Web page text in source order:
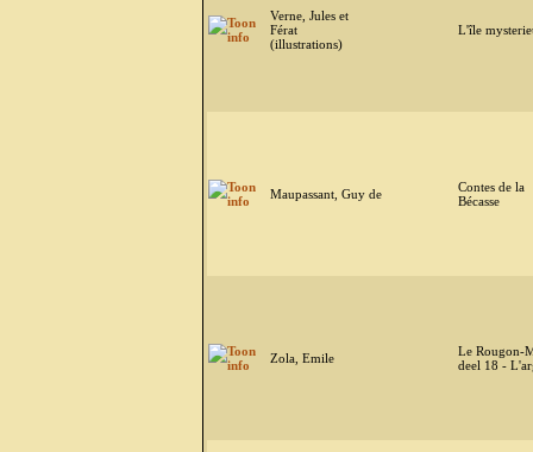
Verne, Jules et
Férat
(illustrations)
L'île
Maupassant, Guy de
Contes de la
Bécasse
Zola, Emile
Le Rougon-
deel 18 -